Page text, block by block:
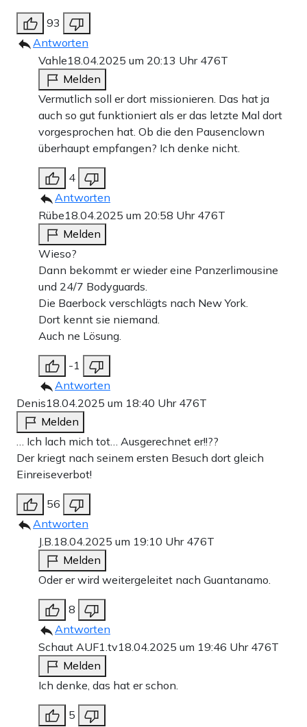
93
Antworten
Vahle18.04.2025 um 20:13 Uhr 476T
Melden
Vermutlich soll er dort missionieren. Das hat ja
auch so gut funktioniert als er das letzte Mal dort
vorgesprochen hat. Ob die den Pausenclown
überhaupt empfangen? Ich denke nicht.
4
Antworten
Rübe18.04.2025 um 20:58 Uhr 476T
Melden
Wieso?
Dann bekommt er wieder eine Panzerlimousine
und 24/7 Bodyguards.
Die Baerbock verschlägts nach New York.
Dort kennt sie niemand.
Auch ne Lösung.
-1
Antworten
Denis18.04.2025 um 18:40 Uhr 476T
Melden
… Ich lach mich tot… Ausgerechnet er!!??
Der kriegt nach seinem ersten Besuch dort gleich
Einreiseverbot!
56
Antworten
J.B.18.04.2025 um 19:10 Uhr 476T
Melden
Oder er wird weitergeleitet nach Guantanamo.
8
Antworten
Schaut AUF1.tv18.04.2025 um 19:46 Uhr 476T
Melden
Ich denke, das hat er schon.
5